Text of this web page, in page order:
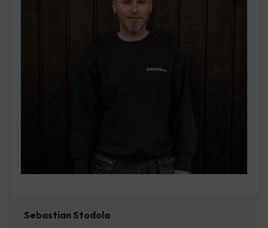
Sebastian Stodola